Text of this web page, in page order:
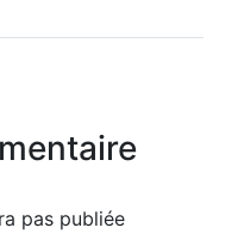
pas publiée